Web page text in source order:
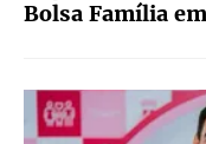
Bolsa Família